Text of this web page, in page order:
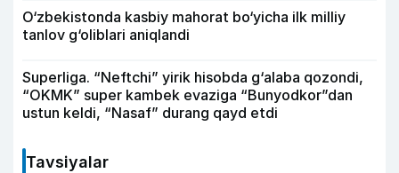
O‘zbekistonda kasbiy mahorat bo‘yicha ilk milliy
tanlov g‘oliblari aniqlandi
Superliga. “Neftchi” yirik hisobda g‘alaba qozondi,
“OKMK” super kambek evaziga “Bunyodkor”dan
ustun keldi, “Nasaf” durang qayd etdi
Tavsiyalar